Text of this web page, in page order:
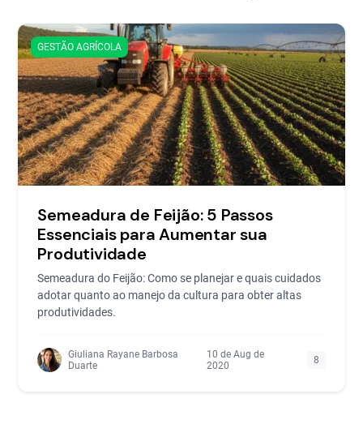
GESTÃO AGRÍCOLA
Semeadura de Feijão: 5 Passos
Essenciais para Aumentar sua
Produtividade
Semeadura do Feijão: Como se planejar e quais cuidados
adotar quanto ao manejo da cultura para obter altas
produtividades.
Giuliana Rayane Barbosa
Duarte
10 de Aug de
2020
8